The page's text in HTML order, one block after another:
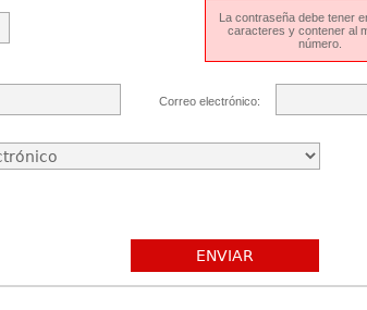
La contraseña debe tener
caracteres y contener al
número.
Correo electrónico:
ENVIAR